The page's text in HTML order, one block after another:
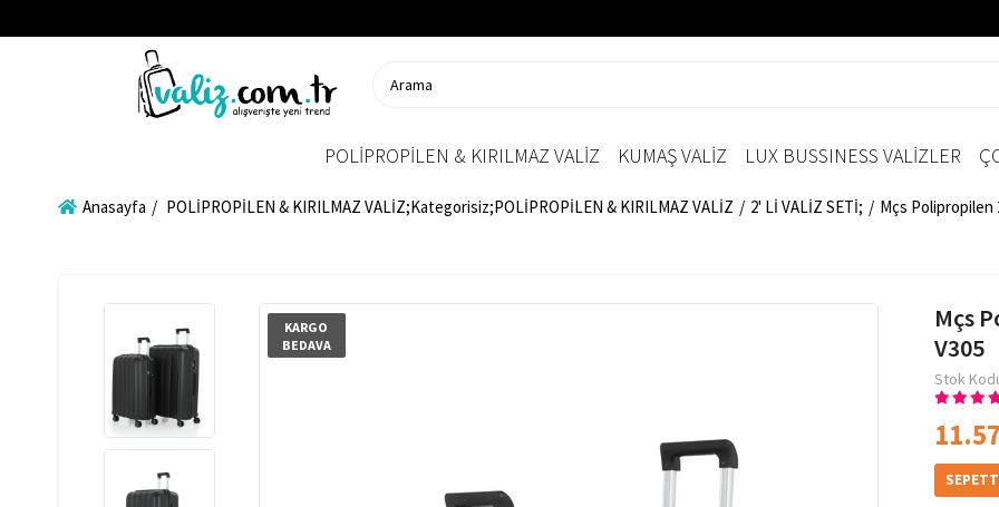
POLİPROPİLEN & KIRILMAZ VALİZ KUMAŞ VALİZ LUX BUSSINESS VALİZLER
Anasayfa POLİPROPİLEN & KIRILMAZ VALİZ;Kategorisiz;POLİPROPİLEN & KIRILMAZ VALİZ 2' Lİ VALİZ SETİ; Mçs Polipropilen
KARGO
BEDAVA
Mçs
V305
Stok